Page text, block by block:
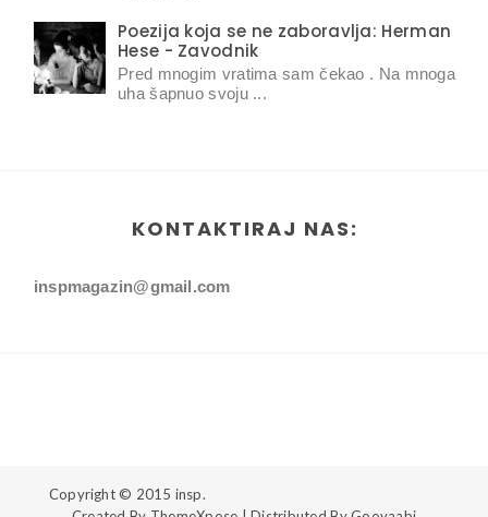
Poezija koja se ne zaboravlja: Herman
Hese - Zavodnik
Pred mnogim vratima sam čekao . Na mnoga
uha šapnuo svoju ...
KONTAKTIRAJ NAS:
inspmagazin@gmail.com
Copyright © 2015 insp.